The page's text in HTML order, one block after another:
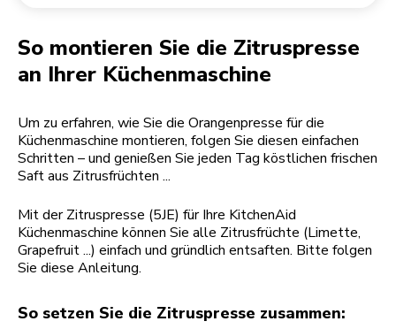
So montieren Sie die Zitruspresse
an Ihrer Küchenmaschine
Um zu erfahren, wie Sie die Orangenpresse für die
Küchenmaschine montieren, folgen Sie diesen einfachen
Schritten – und genießen Sie jeden Tag köstlichen frischen
Saft aus Zitrusfrüchten ...
Mit der Zitruspresse (5JE) für Ihre KitchenAid
Küchenmaschine können Sie alle Zitrusfrüchte (Limette,
Grapefruit ...) einfach und gründlich entsaften. Bitte folgen
Sie diese Anleitung.
So setzen Sie die Zitruspresse zusammen: